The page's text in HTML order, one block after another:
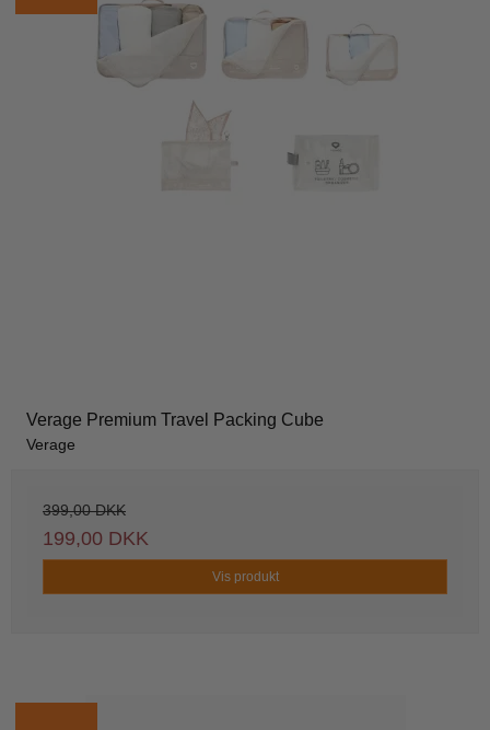
Verage Premium Travel Packing Cube
Verage
399,00 DKK
199,00 DKK
Vis produkt